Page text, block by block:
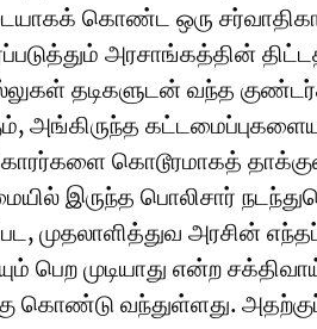
கொண்ட ஒரு
அரசாங்கத்தின்
தடிகளுடன் வந்த
அங்கிருந்த
கொடூரமாகத்
இருந்த பொலிசார்
முதலாளித்துவ அரசின்
பெற முடியாது என்ற
கொண்டு வந்துள்ளது.